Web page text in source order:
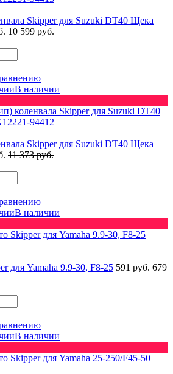
Skipper для Suzuki DT40 Щека
10 599 руб.
В наличии
Skipper для Suzuki DT40 Щека
11 373 руб.
В наличии
для Yamaha 9.9-30, F8-25 591 руб. 679
В наличии